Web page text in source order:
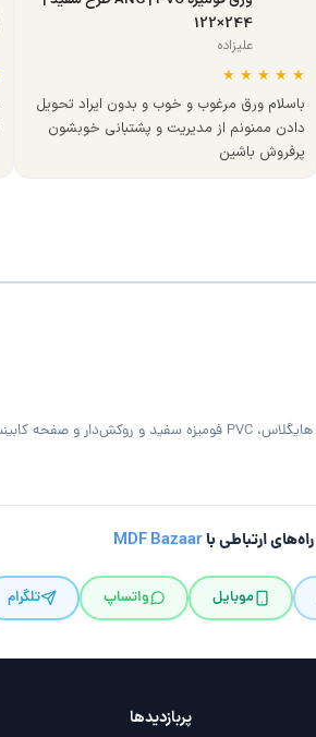
244×122
علیزاده
★
★
★
★
★
باسلام ورق مرغوب و خوب و بدون ایراد تحویل
دادن ممنونم از مدیریت و پشتبانی خوبشون
پرفروش باشین
راه‌های ارتباطی باMDF Bazaar
موبایل واتساپ تلگرام
پربازدید‌ها